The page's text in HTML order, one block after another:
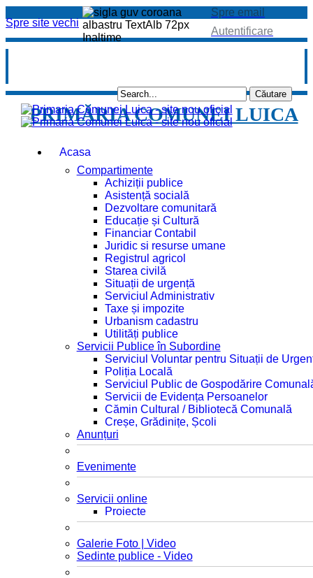
Spre site vechi
Spre email
Autentificare
PRIMĂRIA COMUNEI LUICA
Acasa
Compartimente
Achiziții publice
Asistență socială
Dezvoltare comunitară
Educație și Cultură
Financiar Contabil
Juridic si resurse umane
Registrul agricol
Starea civilă
Situații de urgență
Serviciul Administrativ
Taxe și impozite
Urbanism cadastru
Utilități publice
Servicii Publice în Subordine
Serviciul Voluntar pentru Situații de
Poliția Locală
Serviciul Public de Gospodărire
Servicii de Evidența Persoanelor
Cămin Cultural / Bibliotecă Comunală
Creșe, Grădinițe, Școli
Anunțuri
Evenimente
Servicii online
Proiecte
Galerie Foto | Video
Sedinte publice - Video